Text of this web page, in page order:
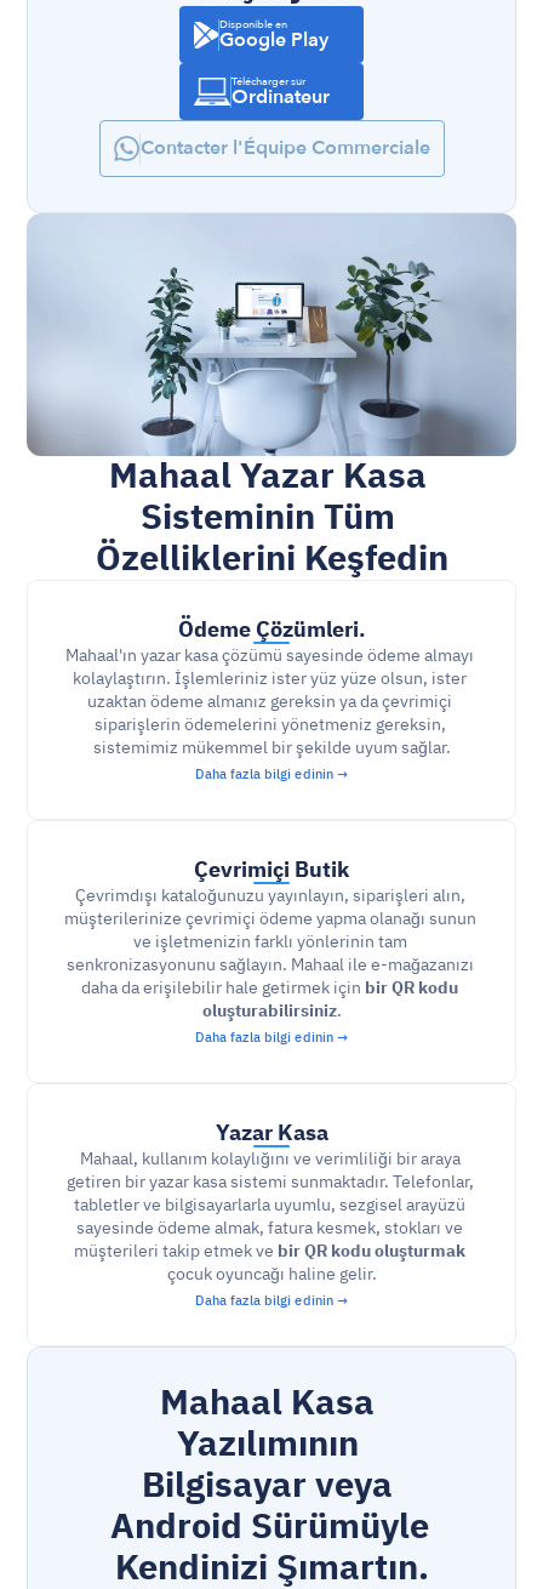
Disponible en
Google Play
Télécharger sur
Ordinateur
Contacter l'Équipe Commerciale
Mahaal Yazar Kasa
Sisteminin Tüm
Özelliklerini Keşfedin
Ödeme Çözümleri.
Mahaal'ın yazar kasa çözümü sayesinde ödeme almayı
kolaylaştırın. İşlemleriniz ister yüz yüze olsun, ister
uzaktan ödeme almanız gereksin ya da çevrimiçi
siparişlerin ödemelerini yönetmeniz gereksin,
sistemimiz mükemmel bir şekilde uyum sağlar.
Daha fazla bilgi edinin →
Çevrimiçi Butik
Çevrimdışı kataloğunuzu yayınlayın, siparişleri alın,
müşterilerinize çevrimiçi ödeme yapma olanağı sunun
ve işletmenizin farklı yönlerinin tam
senkronizasyonunu sağlayın. Mahaal ile e-mağazanızı
daha da erişilebilir hale getirmek için bir QR kodu
oluşturabilirsiniz.
Daha fazla bilgi edinin →
Yazar Kasa
Mahaal, kullanım kolaylığını ve verimliliği bir araya
getiren bir yazar kasa sistemi sunmaktadır. Telefonlar,
tabletler ve bilgisayarlarla uyumlu, sezgisel arayüzü
sayesinde ödeme almak, fatura kesmek, stokları ve
müşterileri takip etmek ve bir QR kodu oluşturmak
çocuk oyuncağı haline gelir.
Daha fazla bilgi edinin →
Mahaal Kasa
Yazılımının
Bilgisayar veya
Android Sürümüyle
Kendinizi Şımartın.